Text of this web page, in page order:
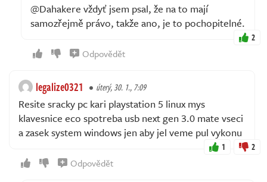
@Dahakere vždyť jsem psal, že na to mají
samozřejmě právo, takže ano, je to pochopitelné.
2
Odpovědět
legalize0321 úterý, 30. 1., 7:09
Resite sracky pc kari playstation 5 linux mys
klavesnice eco spotreba usb next gen 3.0 mate vseci
a zasek system windows jen aby jel veme pul vykonu
1 2
Odpovědět